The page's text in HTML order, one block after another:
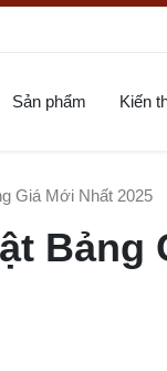
Sản phẩm Kiến
Giá Mới Nhất 2025
Bảng